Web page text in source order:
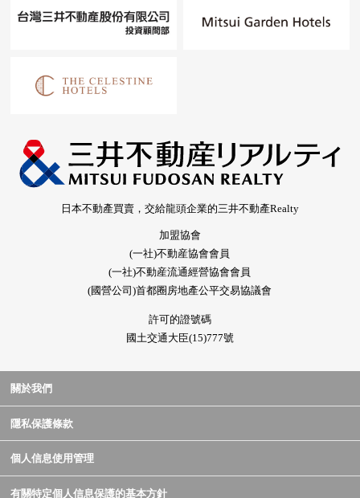
日本不動產買賣，交給龍頭企業的三井不動產Realty
加盟協會
(一社)不動産協會會員
(一社)不動産流通經營協會會員
(國營公司)首都圈房地產公平交易協議會
許可的證號碼
國土交通大臣(15)777號
關於我們
隱私保護條款
個人信息使用管理
有關特定個人信息保護的基本方針